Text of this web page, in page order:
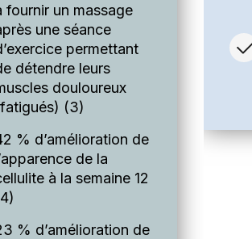
fournir un massage
une séance
permettant
détendre leurs
douloureux
(3)
% d’amélioration de
de la
à la semaine 12
% d’amélioration de